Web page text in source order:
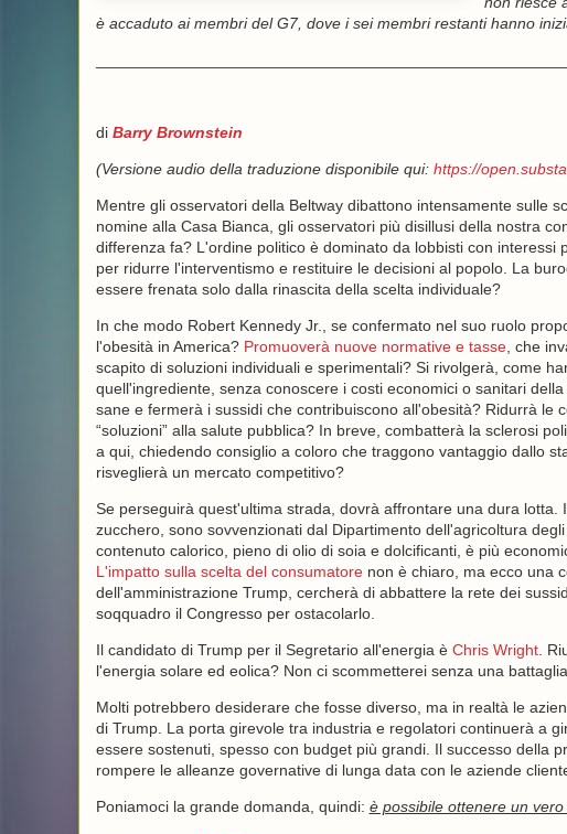
è accaduto ai membri del G7, dove i sei membri restanti hanno
di Barry Brownstein
(Versione audio della traduzione disponibile qui: https://
Mentre gli osservatori della Beltway dibattono intensamente sulle
nomine alla Casa Bianca, gli osservatori più disillusi della nostra
differenza fa? L'ordine politico è dominato da lobbisti con
per ridurre l'interventismo e restituire le decisioni al popolo. La
essere frenata solo dalla rinascita della scelta individuale?
In che modo Robert Kennedy Jr., se confermato nel suo ruolo
l'obesità in America? Promuoverà nuove normative e tasse, che
scapito di soluzioni individuali e sperimentali? Si rivolgerà, come
quell'ingrediente, senza conoscere i costi economici o sanitari
sane e fermerà i sussidi che contribuiscono all'obesità? Ridurrà le
“soluzioni” alla salute pubblica? In breve, combatterà la sclerosi
a qui, chiedendo consiglio a coloro che traggono vantaggio dallo
risveglierà un mercato competitivo?
Se perseguirà quest'ultima strada, dovrà affrontare una dura
zucchero, sono sovvenzionati dal Dipartimento dell'agricoltura
contenuto calorico, pieno di olio di soia e dolcificanti, è più
L'impatto sulla scelta del consumatorenon è chiaro, ma ecco una
dell'amministrazione Trump, cercherà di abbattere la rete dei
soqquadro il Congresso per ostacolarlo.
Il candidato di Trump per il Segretario all'energia è Chris Wright.
l'energia solare ed eolica? Non ci scommetterei senza una
Molti potrebbero desiderare che fosse diverso, ma in realtà le
di Trump. La porta girevole tra industria e regolatori continuerà a
essere sostenuti, spesso con budget più grandi. Il successo della
rompere le alleanze governative di lunga data con le aziende
Poniamoci la grande domanda, quindi: è possibile ottenere un